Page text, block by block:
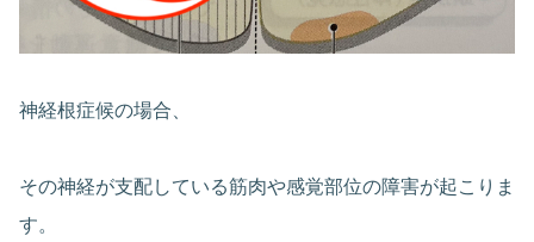
神経根症候の場合、
その神経が支配している筋肉や感覚部位の障害が起こりま
す。